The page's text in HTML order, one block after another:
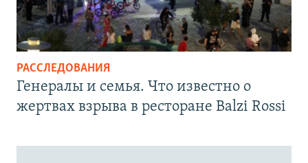
РАССЛЕДОВАНИЯ
Генералы и семья. Что известно о
жертвах взрыва в ресторане Balzi Rossi